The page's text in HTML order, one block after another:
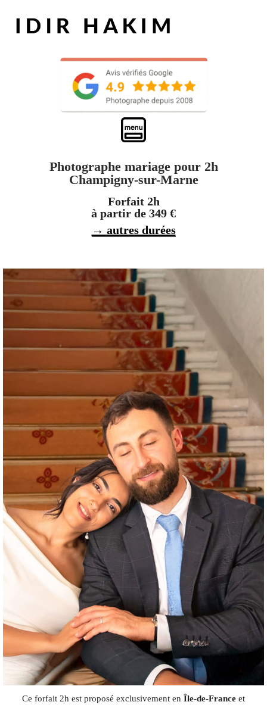
Photographe mariage pour 2h
Champigny-sur-Marne
Forfait 2h
à partir de 349 €
→ autres durées
Ce forfait 2h est proposé exclusivement en Île-de-France et